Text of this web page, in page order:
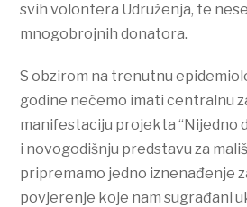
svih volontera Udruženja, te
mnogobrojnih donatora.
S obzirom na trenutnu
godine nećemo imati centralnu
manifestaciju projekta “Nijedno
i novogodišnju predstavu za
pripremamo jedno iznenađenje
povjerenje koje nam sugrađani